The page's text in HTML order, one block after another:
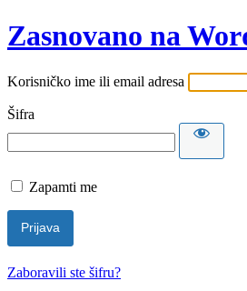
Zasnovano na
Korisničko ime ili email adresa
Šifra
Zapamti me
Zaboravili ste šifru?